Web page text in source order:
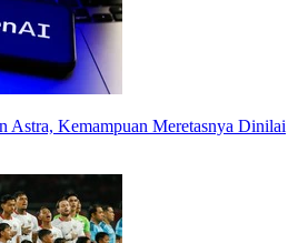
Astra, Kemampuan Meretasnya Dinilai